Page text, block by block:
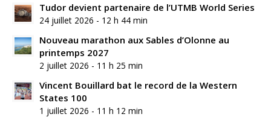
Tudor devient partenaire de l’UTMB World Series
24 juillet 2026 - 12 h 44 min
Nouveau marathon aux Sables d’Olonne au
printemps 2027
2 juillet 2026 - 11 h 25 min
Vincent Bouillard bat le record de la Western
States 100
1 juillet 2026 - 11 h 12 min